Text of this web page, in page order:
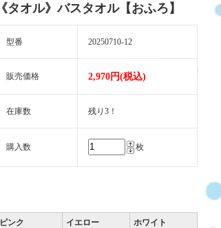
《タオル》バスタオル【おふろ】
型番 20250710-12
販売価格 2,970円(税込)
在庫数 残り3！
購入数 枚
ピンク イエロー ホワイト